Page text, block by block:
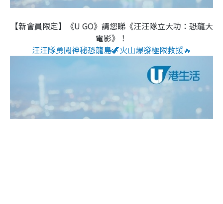
【新會員限定】《U GO》請您睇《汪汪隊立大功：恐龍大
電影》！
汪汪隊勇闖神秘恐龍島🦖火山爆發極限救援🔥